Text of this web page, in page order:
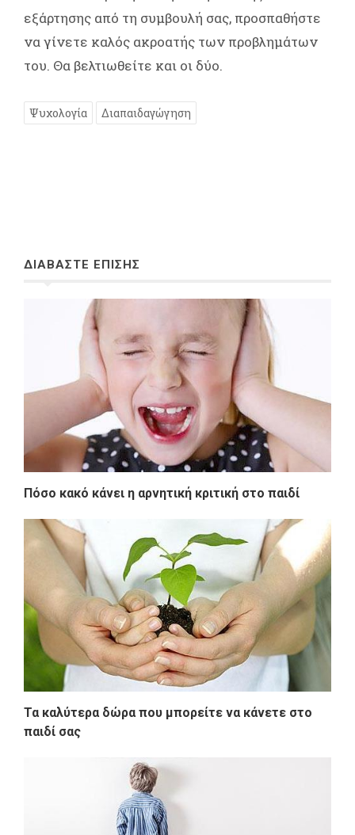
εξάρτησης από τη συμβουλή σας, προσπαθήστε
να γίνετε καλός ακροατής των προβλημάτων
του. Θα βελτιωθείτε και οι δύο.
Ψυχολογία Διαπαιδαγώγηση
ΔΙΑΒΑΣΤΕ ΕΠΙΣΗΣ
Πόσο κακό κάνει η αρνητική κριτική στο παιδί
Τα καλύτερα δώρα που μπορείτε να κάνετε στο
παιδί σας